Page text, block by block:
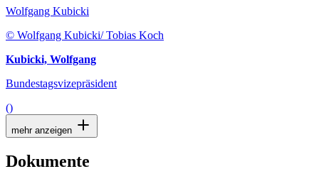
Wolfgang Kubicki
© Wolfgang Kubicki/ Tobias Koch
Kubicki, Wolfgang
Bundestagsvizepräsident
()
mehr anzeigen
Dokumente